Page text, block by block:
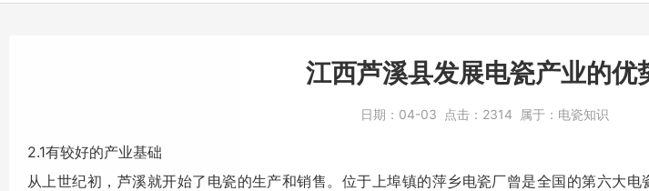
江西芦溪县发展电瓷产业的优
日期： 04-03 点击： 2314 属于： 电瓷知识
2.1有较好的产业基础
从上世纪初，芦溪就开始了电瓷的生产和销售。位于上埠镇的萍乡电瓷厂曾是全国的第六大